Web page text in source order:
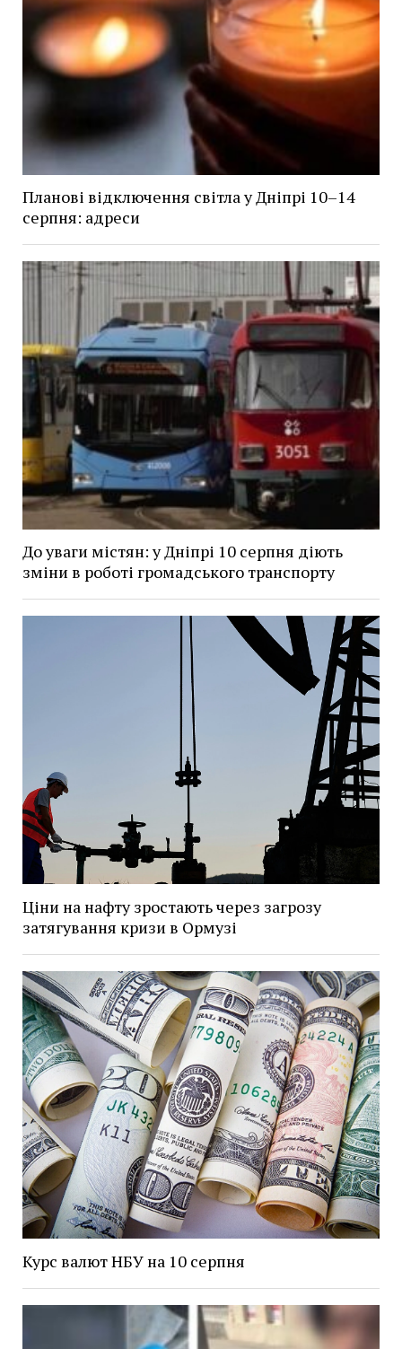
Планові відключення світла у Дніпрі 10–14
серпня: адреси
До уваги містян: у Дніпрі 10 серпня діють
зміни в роботі громадського транспорту
Ціни на нафту зростають через загрозу
затягування кризи в Ормузі
Курс валют НБУ на 10 серпня